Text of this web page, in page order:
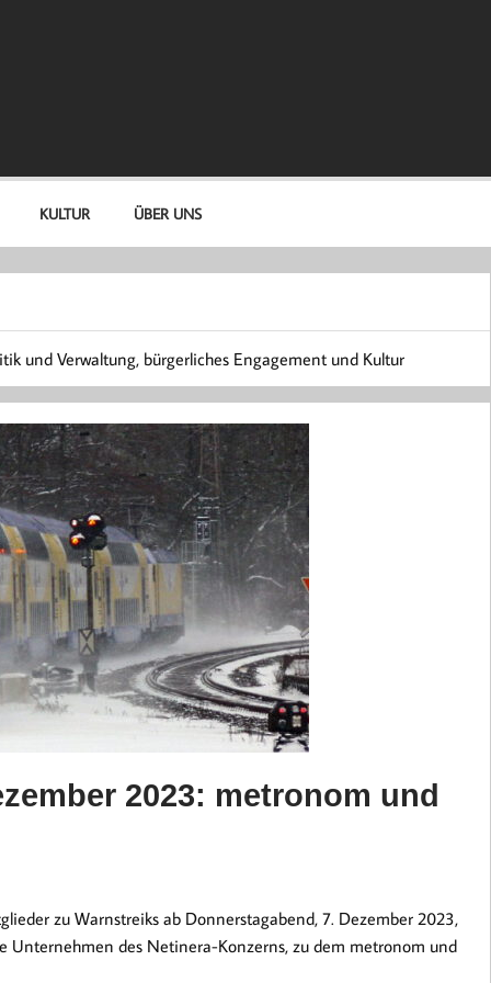
KULTUR ÜBER UNS
und Verwaltung, bürgerliches Engagement und Kultur
2023: metronom und
zu Warnstreiks ab Donnerstagabend, 7. Dezember 2023,
des Netinera-Konzerns, zu dem metronom und